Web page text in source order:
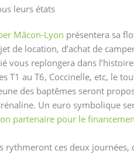
leurs états
Mâcon-Lyon présentera sa
de location, d’achat de
vous replongera dans
T1 au T6, Coccinelle, etc, le
des baptêmes seront
Un euro symbolique
partenaire pour le
rythmeront ces deux